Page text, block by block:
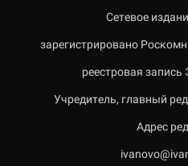
Сетевое
зарегистрировано
реестровая
Учредитель, главный
Адрес